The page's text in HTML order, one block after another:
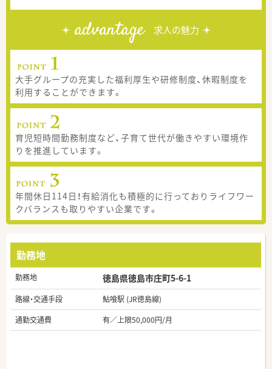
advantage 求人の魅力
大手グループの充実した福利厚生や研修制度、休暇制度を
利用することができます。
育児短時間勤務制度など、子育て世代が働きやすい環境作
りを推進しています。
年間休日114日！有給消化も積極的に行っておりライフワー
クバランスも取りやすい企業です。
勤務地
勤務地 徳島県徳島市庄町5-6-1
路線・交通手段
鮎喰駅 (JR徳島線)
通勤交通費
有／上限50,000円/月